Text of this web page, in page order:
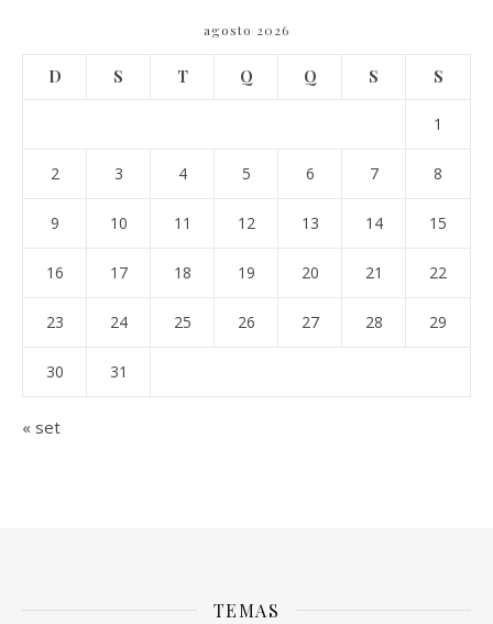
agosto 2026
D S T Q Q S S
1
2 3 4 5 6 7 8
9 10 11 12 13 14 15
16 17 18 19 20 21 22
23 24 25 26 27 28 29
30 31
« set
TEMAS